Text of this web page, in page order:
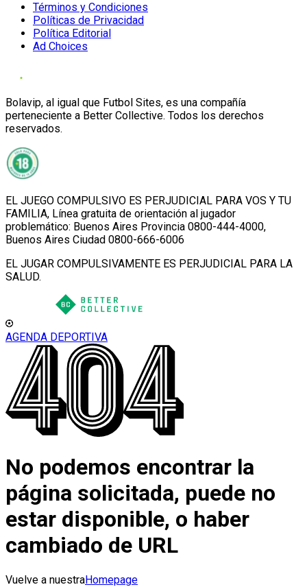
Términos y Condiciones
Políticas de Privacidad
Política Editorial
Ad Choices
Bolavip, al igual que Futbol Sites, es una compañía
perteneciente a Better Collective. Todos los derechos
reservados.
EL JUEGO COMPULSIVO ES PERJUDICIAL PARA VOS Y TU
FAMILIA, Línea gratuita de orientación al jugador
problemático: Buenos Aires Provincia 0800-444-4000,
Buenos Aires Ciudad 0800-666-6006
EL JUGAR COMPULSIVAMENTE ES PERJUDICIAL PARA LA
SALUD.
AGENDA DEPORTIVA
No podemos encontrar la
página solicitada, puede no
estar disponible, o haber
cambiado de URL
Vuelve a nuestraHomepage